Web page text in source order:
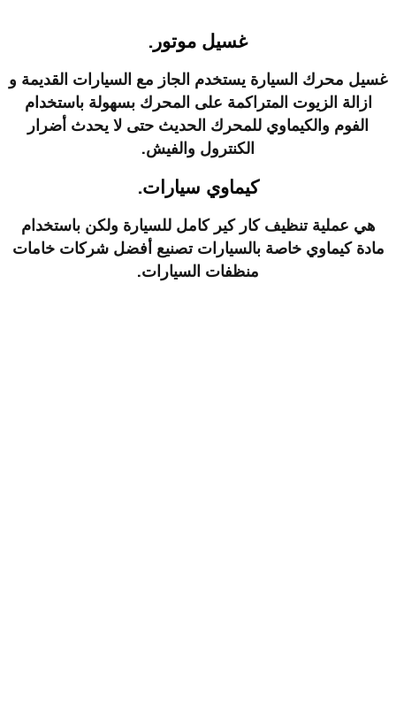
غسيل موتور.
غسيل محرك السيارة يستخدم الجاز مع السيارات القديمة و
ازالة الزيوت المتراكمة على المحرك بسهولة باستخدام
الفوم والكيماوي للمحرك الحديث حتى لا يحدث أضرار
الكنترول والفيش.
كيماوي سيارات.
هي عملية تنظيف كار كير كامل للسيارة ولكن باستخدام
مادة كيماوي خاصة بالسيارات تصنيع أفضل شركات خامات
منظفات السيارات.